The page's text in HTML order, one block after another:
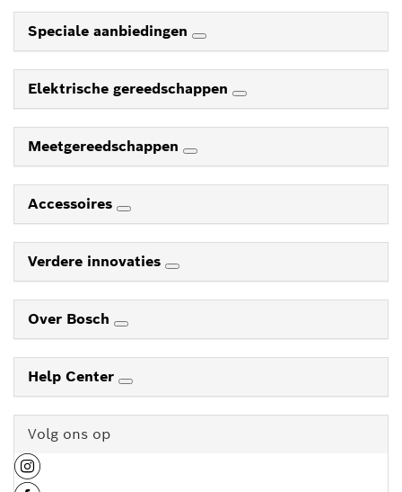
Speciale aanbiedingen
Elektrische gereedschappen
Meetgereedschappen
Accessoires
Verdere innovaties
Over Bosch
Help Center
Volg ons op